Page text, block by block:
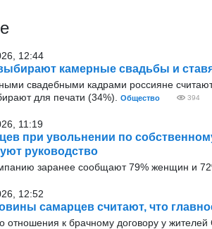
12:44
камерные свадьбы и
свадебными кадрами россияне
для печати (34%).
Общество 394
11:19
при увольнении по
руководство
заранее сообщают 79% женщин и
12:52
самарцев считают, что
отношения к брачному договору у